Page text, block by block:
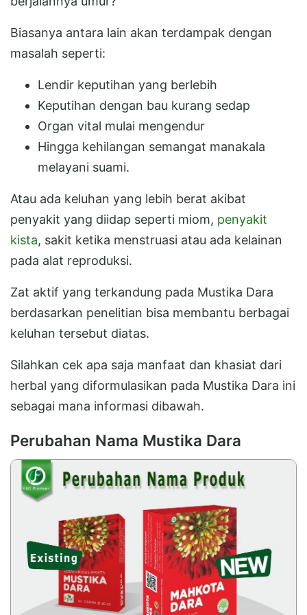
Biasanya antara lain akan terdampak dengan
masalah seperti:
Lendir keputihan yang berlebih
Keputihan dengan bau kurang sedap
Organ vital mulai mengendur
Hingga kehilangan semangat manakala
melayani suami.
Atau ada keluhan yang lebih berat akibat
penyakit yang diidap seperti miom, penyakit
kista, sakit ketika menstruasi atau ada kelainan
pada alat reproduksi.
Zat aktif yang terkandung pada Mustika Dara
berdasarkan penelitian bisa membantu berbagai
keluhan tersebut diatas.
Silahkan cek apa saja manfaat dan khasiat dari
herbal yang diformulasikan pada Mustika Dara ini
sebagai mana informasi dibawah.
Perubahan Nama Mustika Dara